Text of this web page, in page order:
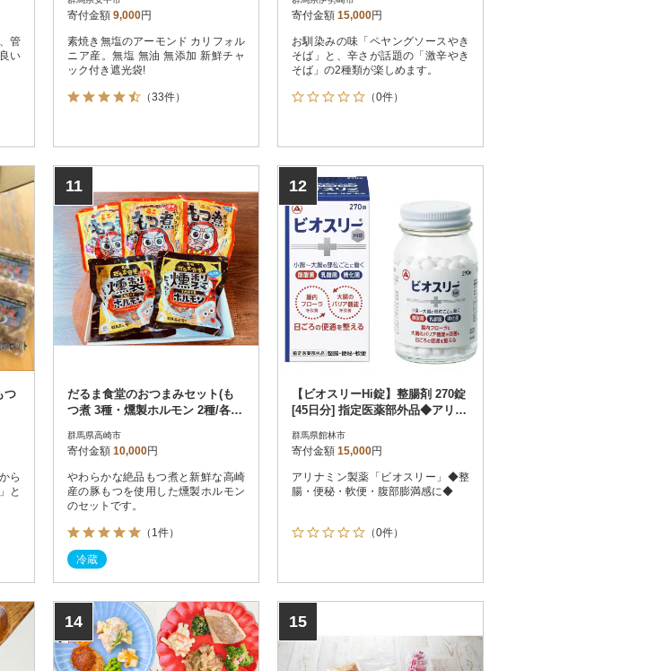
管
い
寄付金額 9,000円
素焼き無塩のアーモンド カリフォル
ニア産。無塩 無油 無添加 新鮮チャ
ック付き遮光袋!
（33件）
寄付金額 15,000円
お馴染みの味「ペヤングソースやき
そば」と、辛さが話題の「激辛やき
そば」の2種類が楽しめます。
（0件）
つ
ら
と
11
だるま食堂のおつまみセット(も
つ煮 3種・燻製ホルモン 2種/各1
群馬県高崎市
寄付金額 10,000円
やわらかな絶品もつ煮と新鮮な高崎
産の豚もつを使用した燻製ホルモン
のセットです。
（1件）
冷蔵
12
【ビオスリーHi錠】整腸剤 270錠
[45日分] 指定医薬部外品◆アリナ
群馬県館林市
寄付金額 15,000円
アリナミン製薬「ビオスリー」◆整
腸・便秘・軟便・腹部膨満感に◆
（0件）
14 15